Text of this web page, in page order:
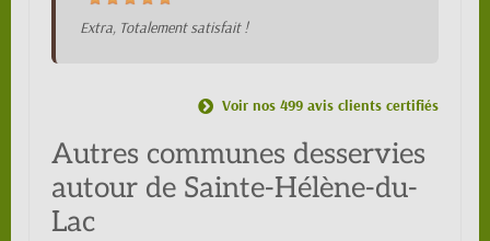
Extra, Totalement satisfait !
Voir nos 499 avis clients certifiés
Autres communes desservies
autour de Sainte-Hélène-du-
Lac